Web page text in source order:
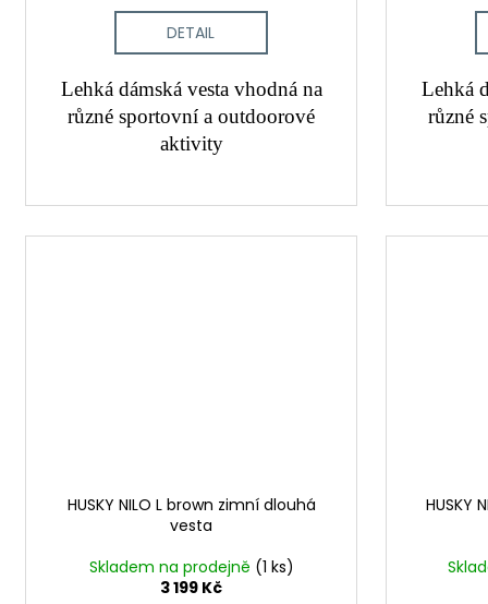
DETAIL
Lehká dámská vesta vhodná na
různé sportovní a outdoorové
aktivity
Lehká
různé
HUSKY NILO L brown zimní dlouhá
vesta
Skladem na prodejně (1 ks)
3 199 Kč
HUSKY